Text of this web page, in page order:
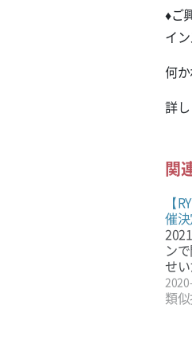
♦️ご
イ
何
詳
関
【
催決
ン
せ
類